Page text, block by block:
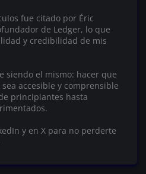
fue citado por Éric
de Ledger, lo que
y credibilidad de mis
siendo el mismo: hacer que
accesible y comprensible
principiantes hasta
y en X para no perderte